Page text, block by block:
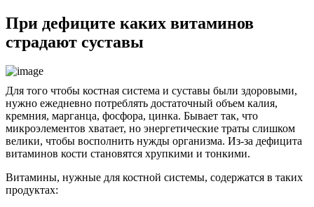
При дефиците каких витаминов
страдают суставы
Для того чтобы костная система и суставы были здоровыми,
нужно ежедневно потреблять достаточный объем калия,
кремния, марганца, фосфора, цинка. Бывает так, что
микроэлементов хватает, но энергетические траты слишком
велики, чтобы восполнить нужды организма. Из-за дефицита
витаминов кости становятся хрупкими и тонкими.
Витамины, нужные для костной системы, содержатся в таких
продуктах: